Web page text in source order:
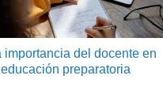
importancia del docente en
educación preparatoria